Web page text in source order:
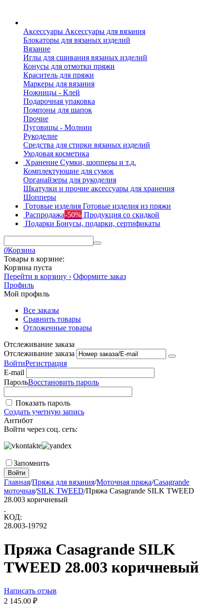
Аксессуары Аксессуары для вязания
Блокаторы для вязаных изделий
Вязание
Иглы для сшивания вязаных изделий
Конусы для отмотки пряжи
Краситель для пряжи
Маркеры для вязания
Ножницы - Клей
Подарочная упаковка
Помпоны для шапок
Прочие
Пуговицы - Молнии
Рукоделие
Средства для стирки вязаных изделий
Уходовая косметика
Хранение Сумки, шопперы и т.д.
Комплектующие для сумок
Органайзеры для рукоделия
Шкатулки и прочие аксессуары для хранения
Шопперы
Готовые изделия Готовые изделия из пряжи
Распродажа-50% Продукция со скидкой
Подарки Бонусы, подарки, сертификаты
0Корзина
Товары в корзине:
Корзина пуста
Перейти в корзину › Оформите заказ
Профиль
Мой профиль
Все заказы
Сравнить товары
Отложенные товары
Отслеживание заказа
Отслеживание заказа
ВойтиРегистрация
E-mail
ПарольВосстановить пароль
Показать пароль
Создать учетную запись
Антибот
Войти через соц. сеть:
Запомнить
Войти
Главная/Пряжа для вязания/Моточная пряжа/Casagrande
моточная/SILK TWEED/Пряжа Casagrande SILK TWEED
28.003 коричневый
КОД:
28.003-19792
Пряжа Casagrande SILK
TWEED 28.003 коричневый
Написать отзыв
2 145.00 ₽